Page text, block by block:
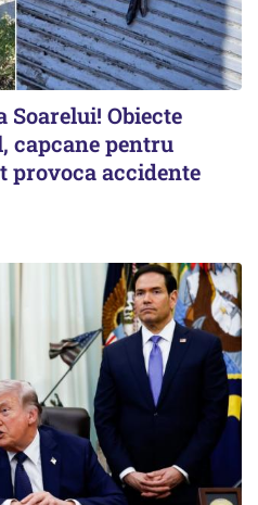
Soarelui! Obiecte
capcane pentru
provoca accidente